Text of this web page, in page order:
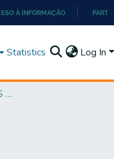
À INFORMAÇÃO
Statistics Log In
INSTITUTO DE ESTUDOS DA LINGUAGEM